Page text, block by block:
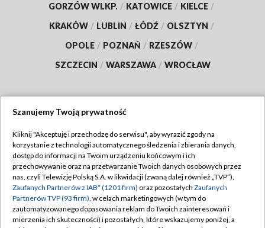
GORZÓW WLKP. / KATOWICE / KIELCE /
KRAKÓW / LUBLIN / ŁÓDŹ / OLSZTYN /
OPOLE / POZNAŃ / RZESZÓW /
SZCZECIN / WARSZAWA / WROCŁAW
TVP
Abonament TVP
Emisja w TVP
Centrum informacji TVP
Naziemna Telewizja Cyfrowa
Regulamin TVP
Polityka prywatności
Moje zgody
Szanujemy Twoją prywatność
Kliknij "Akceptuję i przechodzę do serwisu", aby wyrazić zgody na
korzystanie z technologii automatycznego śledzenia i zbierania danych,
dostęp do informacji na Twoim urządzeniu końcowym i ich
przechowywanie oraz na przetwarzanie Twoich danych osobowych przez
nas, czyli Telewizję Polską S.A. w likwidacji (zwaną dalej również „TVP”),
Zaufanych Partnerów z IAB* (1201 firm) oraz pozostałych Zaufanych
Partnerów TVP (93 firm), w celach marketingowych (w tym do
zautomatyzowanego dopasowania reklam do Twoich zainteresowań i
mierzenia ich skuteczności) i pozostałych, które wskazujemy poniżej, a